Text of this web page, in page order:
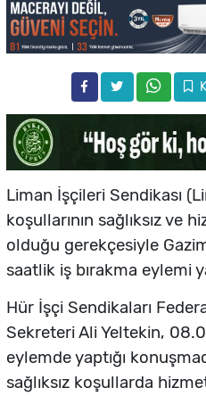
Liman İşçileri Sendikası
koşullarının sağlıksız ve
olduğu gerekçesiyle
saatlik iş bırakma eylemi
Hür İşçi Sendikaları
Sekreteri Ali Yeltekin,
eylemde yaptığı
sağlıksız koşullarda